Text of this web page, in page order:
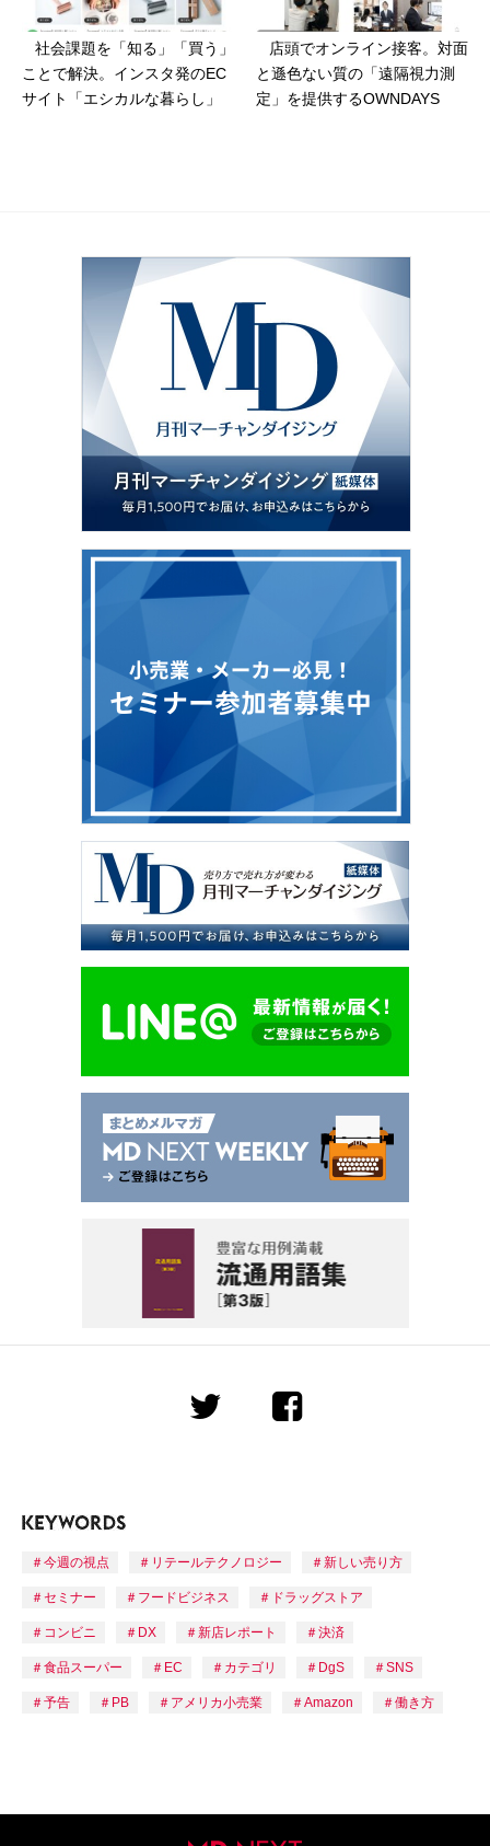
社会課題を「知る」「買う」
ことで解決。インスタ発のEC
サイト「エシカルな暮らし」
店頭でオンライン接客。対面
と遜色ない質の「遠隔視力測
定」を提供するOWNDAYS
今週の視点 リテールテクノロジー 新しい売り方
セミナー フードビジネス ドラッグストア
コンビニ DX 新店レポート 決済
食品スーパー EC カテゴリ DgS SNS
予告 PB アメリカ小売業 Amazon 働き方